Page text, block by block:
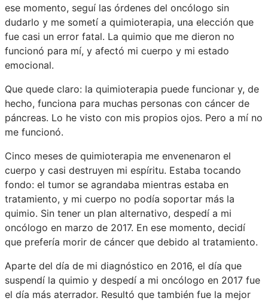
ese momento, seguí las órdenes del oncólogo sin
dudarlo y me sometí a quimioterapia, una elección que
fue casi un error fatal. La quimio que me dieron no
funcionó para mí, y afectó mi cuerpo y mi estado
emocional.
Que quede claro: la quimioterapia puede funcionar y, de
hecho, funciona para muchas personas con cáncer de
páncreas. Lo he visto con mis propios ojos. Pero a mí no
me funcionó.
Cinco meses de quimioterapia me envenenaron el
cuerpo y casi destruyen mi espíritu. Estaba tocando
fondo: el tumor se agrandaba mientras estaba en
tratamiento, y mi cuerpo no podía soportar más la
quimio. Sin tener un plan alternativo, despedí a mi
oncólogo en marzo de 2017. En ese momento, decidí
que prefería morir de cáncer que debido al tratamiento.
Aparte del día de mi diagnóstico en 2016, el día que
suspendí la quimio y despedí a mi oncólogo en 2017 fue
el día más aterrador. Resultó que también fue la mejor